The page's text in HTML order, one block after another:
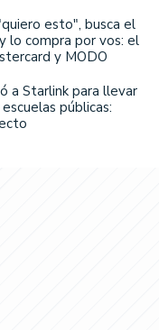
esto", busca el
lo compra por vos: el
y MODO
a Starlink para llevar
públicas: